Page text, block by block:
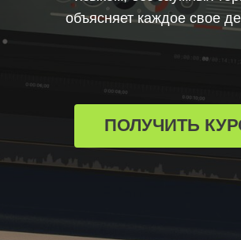
ПОЛУЧИТЬ КУРС